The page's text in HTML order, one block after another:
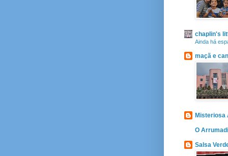
chaplin's
Ainda há
maçã e
Misteriosa
O
Salsa